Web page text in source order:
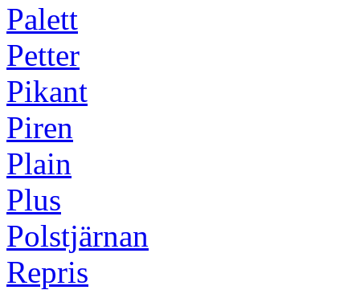
Palett
Petter
Pikant
Piren
Plain
Plus
Polstjärnan
Repris